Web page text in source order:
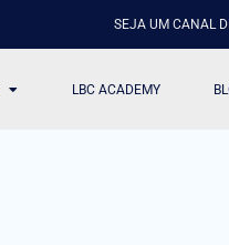
SEJA UM CANAL
LBC ACADEMY